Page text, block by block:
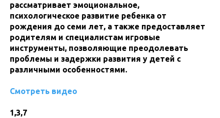
рассматривает эмоциональное,
психологическое развитие ребенка от
рождения до семи лет, а также предоставляет
родителям и специалистам игровые
инструменты, позволяющие преодолевать
проблемы и задержки развития у детей с
различными особенностями.
Смотреть видео
1,3,7